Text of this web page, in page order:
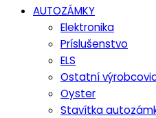
AUTOZÁMKY
Elektronika
Príslušenstvo
ELS
Ostatní
Oyster
Stavítka